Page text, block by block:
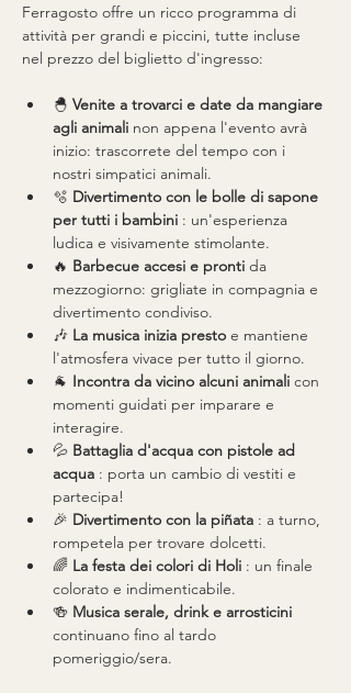
Ferragosto offre un ricco programma di
attività per grandi e piccini, tutte incluse
nel prezzo del biglietto d'ingresso:
🐣 Venite a trovarci e date da mangiare
agli animali non appena l'evento avrà
inizio: trascorrete del tempo con i
nostri simpatici animali.
🫧 Divertimento con le bolle di sapone
per tutti i bambini : un'esperienza
ludica e visivamente stimolante.
🔥 Barbecue accesi e pronti da
mezzogiorno: grigliate in compagnia e
divertimento condiviso.
🎶 La musica inizia presto e mantiene
l'atmosfera vivace per tutto il giorno.
🐐 Incontra da vicino alcuni animali con
momenti guidati per imparare e
interagire.
💦 Battaglia d'acqua con pistole ad
acqua : porta un cambio di vestiti e
partecipa!
🎉 Divertimento con la piñata : a turno,
rompetela per trovare dolcetti.
🌈 La festa dei colori di Holi : un finale
colorato e indimenticabile.
🍻 Musica serale, drink e arrosticini
continuano fino al tardo
pomeriggio/sera.